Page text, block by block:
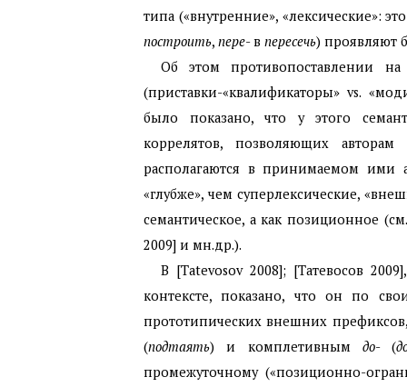
типа («внутренние», «лексические»:
построить, пере- в пересечь) проявляют
Об этом противопоставлении
(приставки-«квалификаторы» vs.
было показано, что у этого
коррелятов, позволяющих
располагаются в принимаемом ими
«глубже», чем суперлексические,
семантическое, а как позиционное
2009] и мн.др.).
В [Tatevosov 2008]; [Татевосов
контексте, показано, что он по
прототипических внешних
(подтаять) и комплетивным до- (
промежуточному («позиционно-